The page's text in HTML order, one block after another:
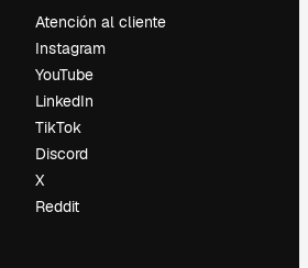
Atención al cliente
Instagram
YouTube
LinkedIn
TikTok
Discord
X
Reddit